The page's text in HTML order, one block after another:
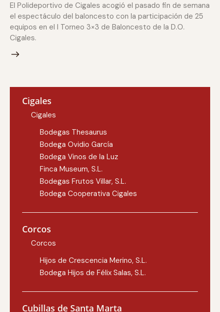
El Polideportivo de Cigales acogió el pasado fin de semana
el espectáculo del baloncesto con la participación de 25
equipos en el I Torneo 3×3 de Baloncesto de la D.O.
Cigales.
Cigales
Cigales
Bodegas Thesaurus
Bodega Ovidio García
Bodega Vinos de la Luz
Finca Museum, S.L.
Bodegas Frutos Villar, S.L.
Bodega Cooperativa Cigales
Corcos
Corcos
Hijos de Crescencia Merino, S.L.
Bodega Hijos de Félix Salas, S.L.
Cubillas de Santa Marta